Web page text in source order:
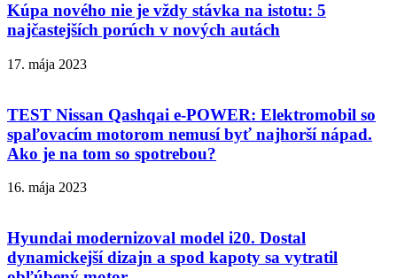
Kúpa nového nie je vždy stávka na istotu: 5
najčastejších porúch v nových autách
17. mája 2023
TEST Nissan Qashqai e-POWER: Elektromobil so
spaľovacím motorom nemusí byť najhorší nápad.
Ako je na tom so spotrebou?
16. mája 2023
Hyundai modernizoval model i20. Dostal
dynamickejší dizajn a spod kapoty sa vytratil